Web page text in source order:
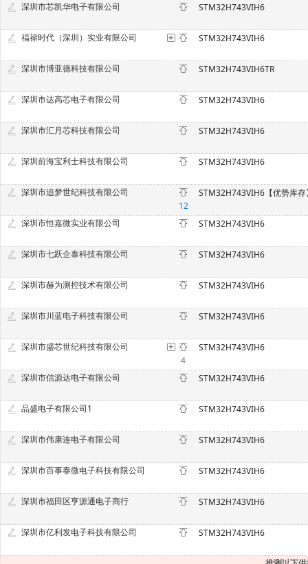
深圳市芯凯华电子有限公司 STM32H743VIH6
福禄时代（深圳）实业有限公司 STM32H743VIH6
深圳市博亚德科技有限公司 STM32H743VIH6TR
深圳市达高芯电子有限公司 STM32H743VIH6
深圳市汇月芯科技有限公司 STM32H743VIH6
深圳前海宝利士科技有限公司 STM32H743VIH6
深圳市追梦世纪科技有限公司
12
STM32H743VIH6【优势库存
深圳市恒嘉微实业有限公司 STM32H743VIH6
深圳市七跃企泰科技有限公司 STM32H743VIH6
深圳市赫为测控技术有限公司 STM32H743VIH6
深圳市川蓝电子科技有限公司 STM32H743VIH6
深圳市盛芯世纪科技有限公司
4
STM32H743VIH6
深圳市信源达电子有限公司 STM32H743VIH6
品盛电子有限公司1 STM32H743VIH6
深圳市伟康连电子有限公司 STM32H743VIH6
深圳市百事泰微电子科技有限公司 STM32H743VIH6
深圳市福田区亨源通电子商行 STM32H743VIH6
深圳市亿利发电子科技有限公司 STM32H743VIH6